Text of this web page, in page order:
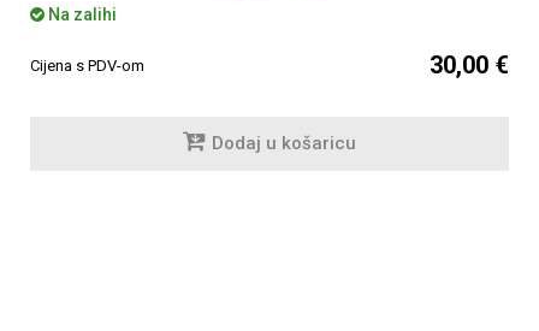
Na zalihi
Cijena s PDV-om 30,00 €
Dodaj u košaricu